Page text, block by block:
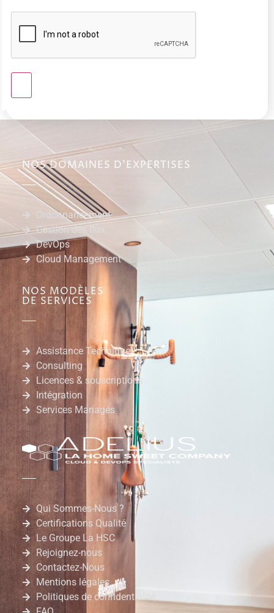
NOS DOMAINES D'EXPERTISES
Ordonnancement
Gestion des flux
DevOps
Cloud Management
NOS MODÈLES
DE SERVICES
Assistance Technique
Consulting
Licences & souscriptions
Intégration
Services Managés
Qui Sommes-Nous ?
Certifications Qualité
Le Groupe La HSC
Rejoignez-nous
Contactez-Nous
Mentions légales
Politiques de confidentialité